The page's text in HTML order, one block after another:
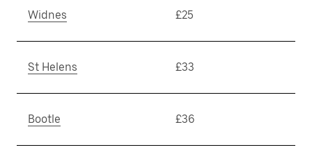
Widnes £25
St Helens £33
Bootle £36